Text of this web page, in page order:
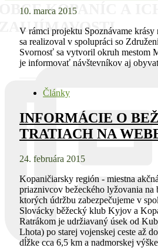
KOPANÍC A ICH
10. marca 2015
V rámci projektu Spoznávame
sa realizoval v spolupráci so
Svornosť sa vytvoril okruh mestom
je informovať návštevníkov aj
Články
INFORMÁCIE O
TRATIACH NA
24. februára 2015
Kopaničiarsky región - miestna
priaznivcov bežeckého lyžovania na
ktorých údržbu zabezpečujeme v
Slovácky běžecký klub Kyjov a
Ratrákom je udržiavaný úsek od
Lhota) po starej vojenskej ceste až
dĺžke cca 6,5 km a nadmorskej